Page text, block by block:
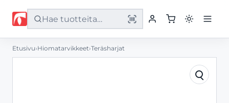
Etusivu
Etusivu›Hiomatarvikkeet›Teräsharjat